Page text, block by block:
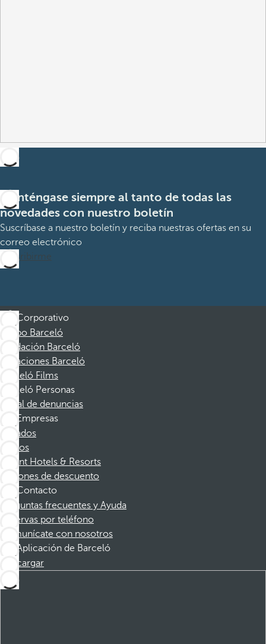
Manténgase siempre al tanto de todas las
novedades con nuestro boletín
Suscríbase a nuestro boletín y reciba nuestras ofertas en su
correo electrónico
Suscribirme
Corporativo
Grupo Barceló
Fundación Barceló
Vacaciones Barceló
Barceló Films
Barceló Personas
Canal de denuncias
Empresas
Afiliados
Socios
Dorint Hotels & Resorts
Cupones de descuento
Contacto
Preguntas frecuentes y Ayuda
Reservas por teléfono
Comunícate con nosotros
Aplicación de Barceló
Descargar